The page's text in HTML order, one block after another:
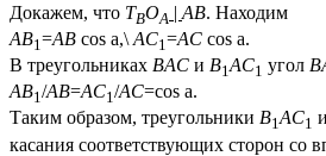
Докажем, что TBOA | AB. Находим
AB1=AB cos a,\ AC1=AC cos a.
В треугольниках BAC и B1AC1 угол
AB1/AB=AC1/AC=cos a.
Таким образом, треугольники B1AC1 и
касания соответствующих сторон со